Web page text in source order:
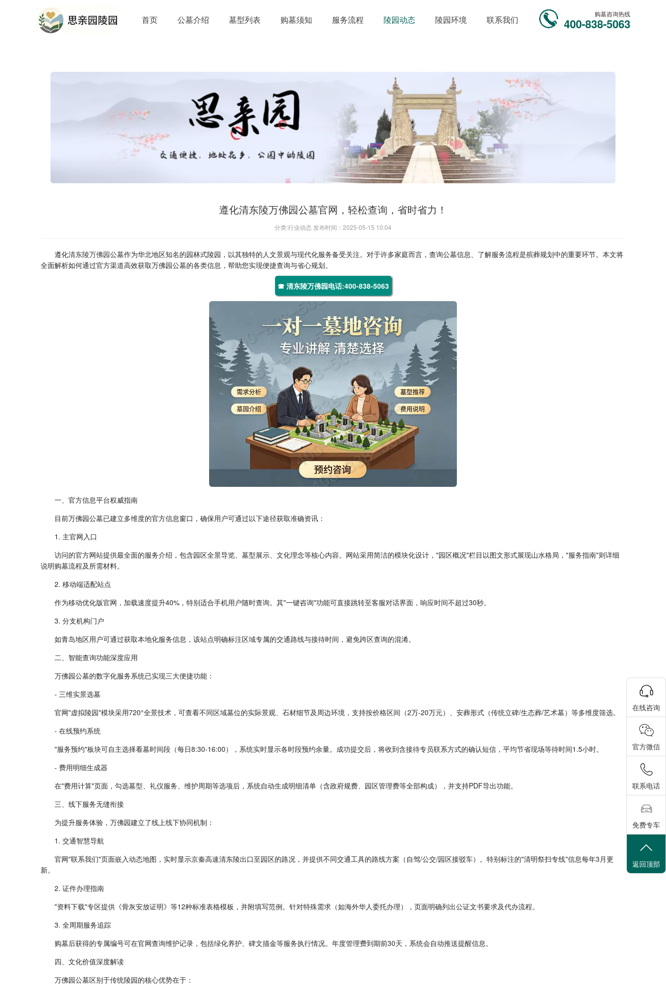
首页 公墓介绍 墓型列表 购墓须知 服务流程 陵园动态 陵园环境 联系我们
购墓咨询热线
400-838-5063
遵化清东陵万佛园公墓官网，轻松查询，省时省力！
分类:行业动态 发布时间：2025-05-15 10:04
遵化清东陵万佛园公墓作为华北地区知名的园林式陵园，以其独特的人文景观与现代化服务备受关注。对于许多家庭而言，查询公墓信息、了解服务流程是殡葬规划中的重要环节。本文将
全面解析如何通过官方渠道高效获取万佛园公墓的各类信息，帮助您实现便捷查询与省心规划。
☎ 清东陵万佛园电话:400-838-5063
一、官方信息平台权威指南
目前万佛园公墓已建立多维度的官方信息窗口，确保用户可通过以下途径获取准确资讯：
1. 主官网入口
访问的官方网站提供最全面的服务介绍，包含园区全景导览、墓型展示、文化理念等核心内容。网站采用简洁的模块化设计，"园区概况"栏目以图文形式展现山水格局，"服务指南"则详细
说明购墓流程及所需材料。
2. 移动端适配站点
作为移动优化版官网，加载速度提升40%，特别适合手机用户随时查询。其"一键咨询"功能可直接跳转至客服对话界面，响应时间不超过30秒。
3. 分支机构门户
如青岛地区用户可通过获取本地化服务信息，该站点明确标注区域专属的交通路线与接待时间，避免跨区查询的混淆。
二、智能查询功能深度应用
万佛园公墓的数字化服务系统已实现三大便捷功能：
- 三维实景选墓
官网"虚拟陵园"模块采用720°全景技术，可查看不同区域墓位的实际景观、石材细节及周边环境，支持按价格区间（2万-20万元）、安葬形式（传统立碑/生态葬/艺术墓）等多维度筛选。
- 在线预约系统
"服务预约"板块可自主选择看墓时间段（每日8:30-16:00），系统实时显示各时段预约余量。成功提交后，将收到含接待专员联系方式的确认短信，平均节省现场等待时间1.5小时。
- 费用明细生成器
在"费用计算"页面，勾选墓型、礼仪服务、维护周期等选项后，系统自动生成明细清单（含政府规费、园区管理费等全部构成），并支持PDF导出功能。
三、线下服务无缝衔接
为提升服务体验，万佛园建立了线上线下协同机制：
1. 交通智慧导航
官网"联系我们"页面嵌入动态地图，实时显示京秦高速清东陵出口至园区的路况，并提供不同交通工具的路线方案（自驾/公交/园区接驳车）。特别标注的"清明祭扫专线"信息每年3月更
新。
2. 证件办理指南
"资料下载"专区提供《骨灰安放证明》等12种标准表格模板，并附填写范例。针对特殊需求（如海外华人委托办理），页面明确列出公证文书要求及代办流程。
3. 全周期服务追踪
购墓后获得的专属编号可在官网查询维护记录，包括绿化养护、碑文描金等服务执行情况。年度管理费到期前30天，系统会自动推送提醒信息。
四、文化价值深度解读
万佛园公墓区别于传统陵园的核心优势在于：
在线咨询
官方微信
联系电话
免费专车
返回顶部